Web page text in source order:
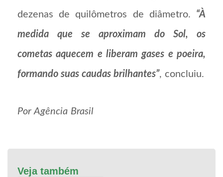
dezenas de quilômetros de diâmetro. “À
medida que se aproximam do Sol, os
cometas aquecem e liberam gases e poeira,
formando suas caudas brilhantes”, concluiu.
Por Agência Brasil
Veja também